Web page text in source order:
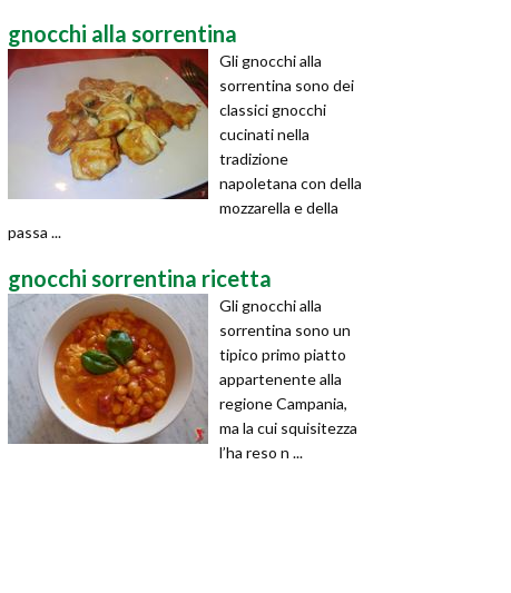
gnocchi alla sorrentina
Gli gnocchi alla
sorrentina sono dei
classici gnocchi
cucinati nella
tradizione
napoletana con della
mozzarella e della
passa ...
gnocchi sorrentina ricetta
Gli gnocchi alla
sorrentina sono un
tipico primo piatto
appartenente alla
regione Campania,
ma la cui squisitezza
l’ha reso n ...